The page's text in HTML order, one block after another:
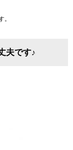
。
夫です♪